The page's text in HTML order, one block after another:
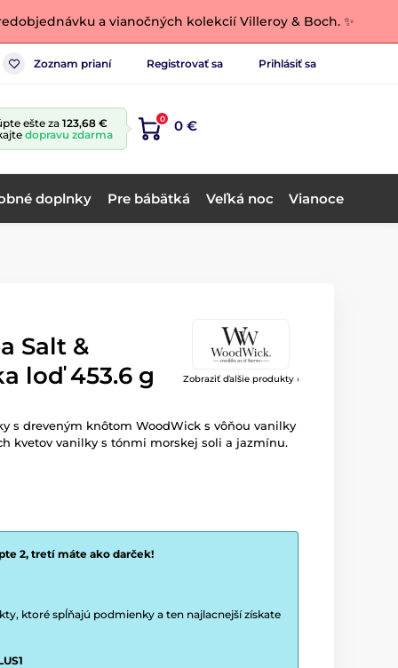
a vianočných kolekcií Villeroy & Boch. ✨
Zoznam prianí Registrovať sa Prihlásiť sa
ešte za 123,68 €
dopravu zdarma
0 0 €
doplnky Pre bábätká Veľká noc Vianoce
Zobraziť ďalšie produkty ›
Salt &
loď 453.6 g
s dreveným knôtom WoodWick s vôňou vanilky
kvetov vanilky s tónmi morskej soli a jazmínu.
2, tretí máte ako darček!
ktoré spĺňajú podmienky a ten najlacnejší získate